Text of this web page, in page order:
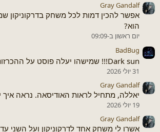
Gray Gandalf
אפשר להכין דמות לכל משחק בדרקוניקון
הוא?
יום ראשון ב-09:09
BadBug
Dark sun!!! שמישהו יעלה פוסט על ההכרזות של Wizards
31 יולי 2026
Gray Gandalf
יאללה, מתחיל לראות האודיסאה. נראה איך
19 יולי 2026
Gray Gandalf
אשרו לי משחק אחד לדרקוניקון ועל השני